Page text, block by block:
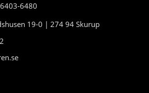
6480
19-0 | 274 94 Skurup